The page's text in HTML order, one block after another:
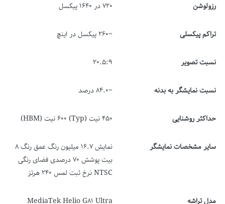
رزولوشن 720 در 1640 پیکسل
تراکم پیکسلی ~260 پیکسل در اینچ
نسبت تصویر 20.5:9
نسبت نمایشگر به بدنه ~84.0 درصد
حداکثر روشنایی 450 نیت (Typ) 600 نیت (HBM)
سایر مشخصات نمایشگر
نمایش 16.7 میلیون رنگ عمق رنگ 8
بیت پوشش 70 درصدی فضای رنگی
NTSC نرخ ثبت لمس 240 هرتز
مدل تراشه MediaTek Helio G81 Ultra